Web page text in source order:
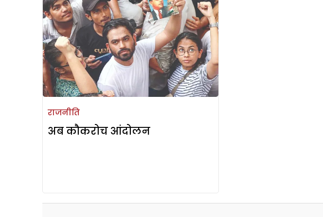
राजनीति
अब कौकरोच आंदोलन